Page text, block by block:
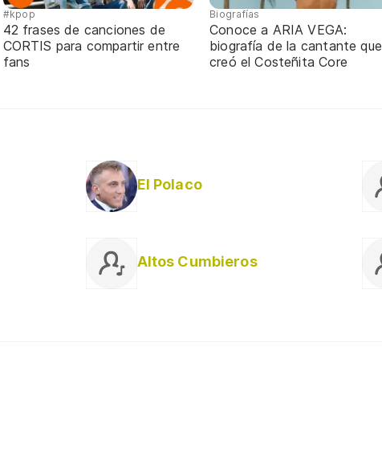
#kpop
42 frases de canciones de
CORTIS para compartir entre
fans
Biografías
Conoce a ARIA VEGA:
biografía de la cantante que
creó el Costeñita Core
El Polaco
Altos Cumbieros